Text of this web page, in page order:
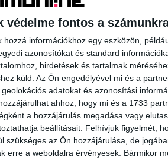
védelme fontos a
információkhoz egy eszközön,
azonosítókat és standard
hirdetések és tartalmak
küld. Az Ön engedélyével mi és a
adatokat és azonosítási
ahhoz, hogy mi és a 1733
a hozzájárulás megadása vagy
beállításait. Felhívjuk figyelmét,
szükséges az Ön hozzájárulása, de
erre a weboldalra érvényesek. Bármikor
az Oscar-díjátadót
ismét a filmvilág legnagyobb
világ: megrendezik a 98. Oscar-
i gálát Magyarországon
a...